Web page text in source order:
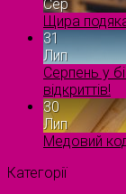
Сер
Щира
31
Лип
Серпень у
відкриттів!
30
Лип
Медовий
Категорії